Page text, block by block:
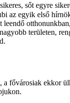
sőt egyre
az egyik első
területen,
fővárosiak